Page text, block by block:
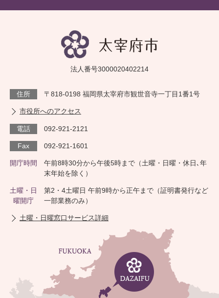
法人番号3000020402214
住所 〒818-0198 福岡県太宰府市観世音寺一丁目1番1号
市役所へのアクセス
電話 092-921-2121
Fax 092-921-1601
開庁時間
午前8時30分から午後5時まで（土曜・日曜・休日､年
末年始を除く）
土曜・日
曜開庁
第2・4土曜日 午前9時から正午まで（証明書発行など
一部業務のみ）
土曜・日曜窓口サービス詳細